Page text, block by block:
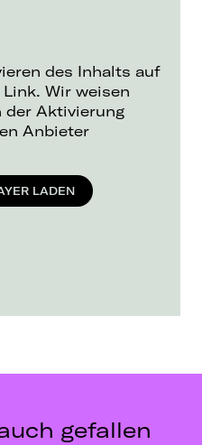
des Inhalts auf
Wir weisen
der Aktivierung
Anbieter
LADEN
gefallen